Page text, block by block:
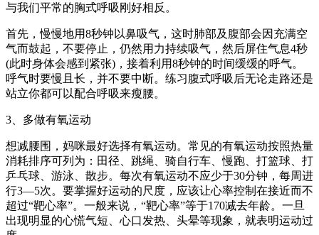
与我们平常的胸式呼吸刚好相反。
首先，慢慢地用8秒钟以鼻吸气，这时肺部及腹部会因充满空
气而鼓起，不要停止，仍然用力持续吸气，然后屏住气息4秒
(此时身体会感到紧张)，接着利用8秒钟的时间缓缓的呼气。
呼气时要慢且长，并不要中断。练习腹式呼吸后无论走路还是
站立你都可以配合呼吸来瘦腰。
3、多做有氧运动
想减腰围，妈咪最好选择有氧运动。常见的有氧运动按照热量
消耗排序可列为：田径、跳绳、骑自行车、慢跑、打篮球、打
乒乓球、游泳、散步。每次有氧运动不应少于30分钟，每周进
行3—5次。要掌握好运动的尺度，应该让心率控制在接近而不
超过“靶心率”。一般来说，“靶心率”等于170减去年龄。一旦
出现明显的心慌气短、心口发热、头晕等现象，就表明运动过